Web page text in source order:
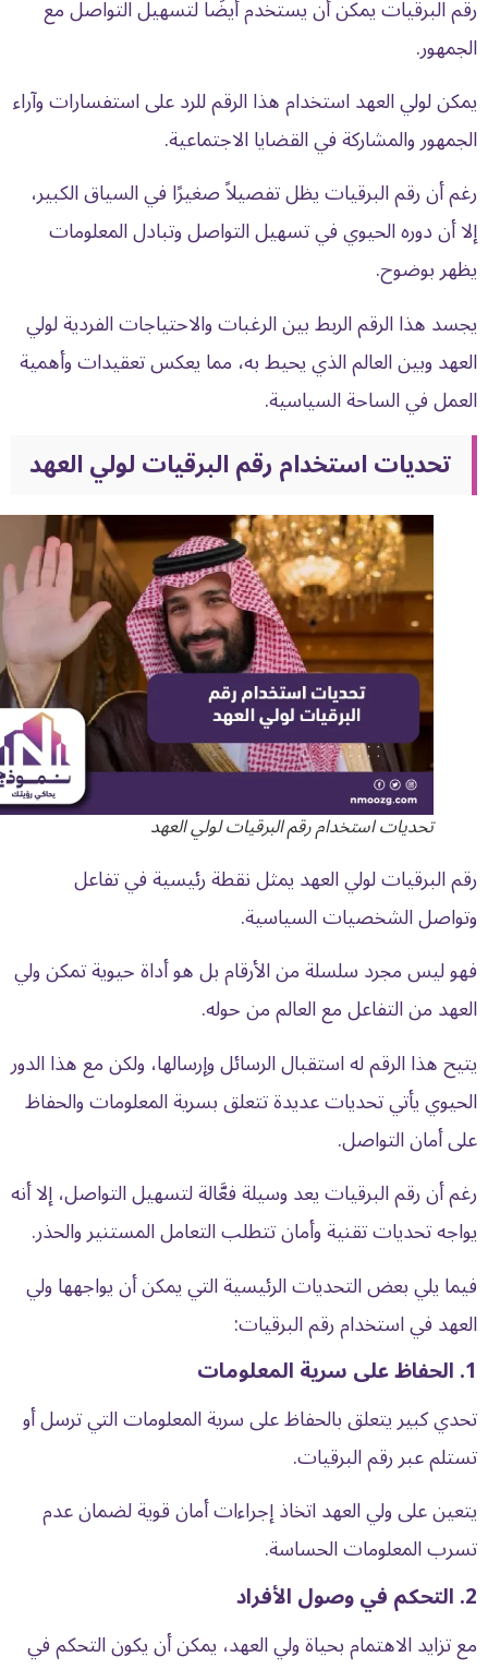
رقم البرقيات يمكن أن يستخدم أيضًا لتسهيل التواصل مع
الجمهور.
يمكن لولي العهد استخدام هذا الرقم للرد على استفسارات وآراء
الجمهور والمشاركة في القضايا الاجتماعية.
رغم أن رقم البرقيات يظل تفصيلاً صغيرًا في السياق الكبير،
إلا أن دوره الحيوي في تسهيل التواصل وتبادل المعلومات
يظهر بوضوح.
يجسد هذا الرقم الربط بين الرغبات والاحتياجات الفردية لولي
العهد وبين العالم الذي يحيط به، مما يعكس تعقيدات وأهمية
العمل في الساحة السياسية.
تحديات استخدام رقم البرقيات لولي العهد
تحديات استخدام رقم البرقيات لولي العهد
رقمالبرقيات لولي العهديمثل نقطة رئيسية في تفاعل
وتواصل الشخصيات السياسية.
فهو ليس مجرد سلسلة من الأرقام بل هو أداة حيوية تمكن ولي
العهد من التفاعل مع العالم من حوله.
يتيح هذا الرقم له استقبال الرسائل وإرسالها، ولكن مع هذا الدور
الحيوي يأتي تحديات عديدة تتعلق بسرية المعلومات والحفاظ
على أمان التواصل.
رغم أن رقم البرقيات يعد وسيلة فعَّالة لتسهيل التواصل، إلا أنه
يواجه تحديات تقنية وأمان تتطلب التعامل المستنير والحذر.
فيما يلي بعض التحديات الرئيسية التي يمكن أن يواجهها ولي
العهد في استخدام رقم البرقيات:
1. الحفاظ على سرية المعلومات
تحدي كبير يتعلق بالحفاظ على سرية المعلومات التي ترسل أو
تستلم عبر رقم البرقيات.
يتعين على ولي العهد اتخاذ إجراءات أمان قوية لضمان عدم
تسرب المعلومات الحساسة.
2. التحكم في وصول الأفراد
مع تزايد الاهتمام بحياة ولي العهد، يمكن أن يكون التحكم في